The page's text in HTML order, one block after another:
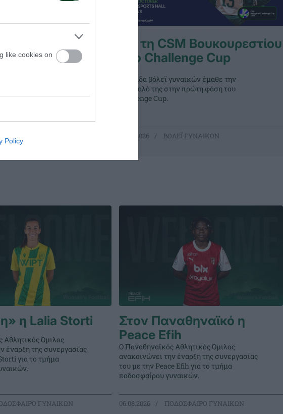
like cookies on
Policy
της Volley
Με τη CSM Βουκουρεστίου
στο Challenge Cup
Η ομάδα βόλεϊ γυναικών έμαθε την
αντίπαλό της στην πρώτη φάση του
Challenge Cup.
15.07.2026 ΒΟΛΕΪ ΓΥΝΑΙΚΩΝ
η Lalia Storti
Αθλητικός Όμιλος
έναρξη της συνεργασίας
για το τμήμα
ΓΥΝΑΙΚΩΝ
Στον Παναθηναϊκό η
Peace Efih
Ο Παναθηναϊκός Αθλητικός Όμιλος
ανακοινώνει την έναρξη της συνεργασίας
του με την Peace Efih για το τμήμα
ποδοσφαίρου γυναικών.
06.08.2026 ΠΟΔΟΣΦΑΙΡΟ ΓΥΝΑΙΚΩΝ